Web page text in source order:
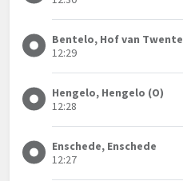
Bentelo, Hof van Twente
12:29
Hengelo, Hengelo (O)
12:28
Enschede, Enschede
12:27